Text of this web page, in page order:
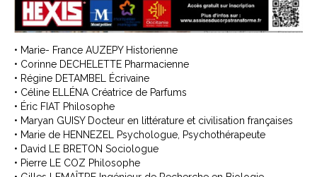
• Marie- France AUZEPY Historienne
• Corinne DECHELETTE Pharmacienne
• Régine DETAMBEL Écrivaine
• Céline ELLÉNA Créatrice de Parfums
• Éric FIAT Philosophe
• Maryan GUISY Docteur en littérature et civilisation françaises
• Marie de HENNEZEL Psychologue, Psychothérapeute
• David LE BRETON Sociologue
• Pierre LE COZ Philosophe